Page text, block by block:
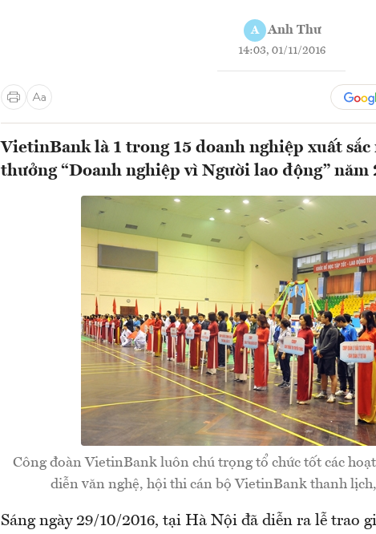
A Anh Thư
14:03, 01/11/2016
VietinBank là 1 trong 15 doanh nghiệp xuất
thưởng “Doanh nghiệp vì Người lao động” năm
Công đoàn VietinBank luôn chú trọng tổ chức tốt các
diễn văn nghệ, hội thi cán bộ VietinBank thanh
Sáng ngày 29/10/2016, tại Hà Nội đã diễn ra lễ trao